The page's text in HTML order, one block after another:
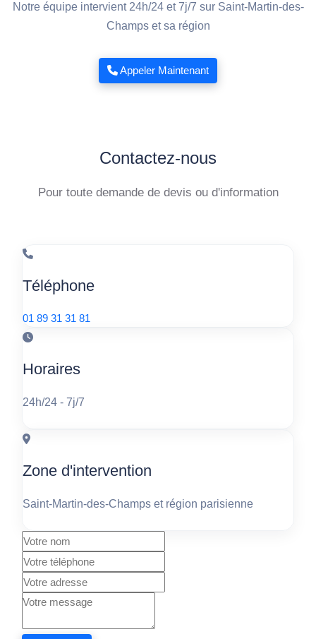
Notre équipe intervient 24h/24 et 7j/7 sur Saint-Martin-des-
Champs et sa région
Appeler Maintenant
Contactez-nous
Pour toute demande de devis ou d'information
Téléphone
01 89 31 31 81
Horaires
24h/24 - 7j/7
Zone d'intervention
Saint-Martin-des-Champs et région parisienne